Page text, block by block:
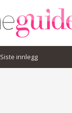
Siste innlegg